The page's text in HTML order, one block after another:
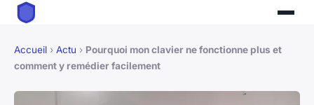
Accueil › Actu › Pourquoi mon clavier ne fonctionne plus et
comment y remédier facilement